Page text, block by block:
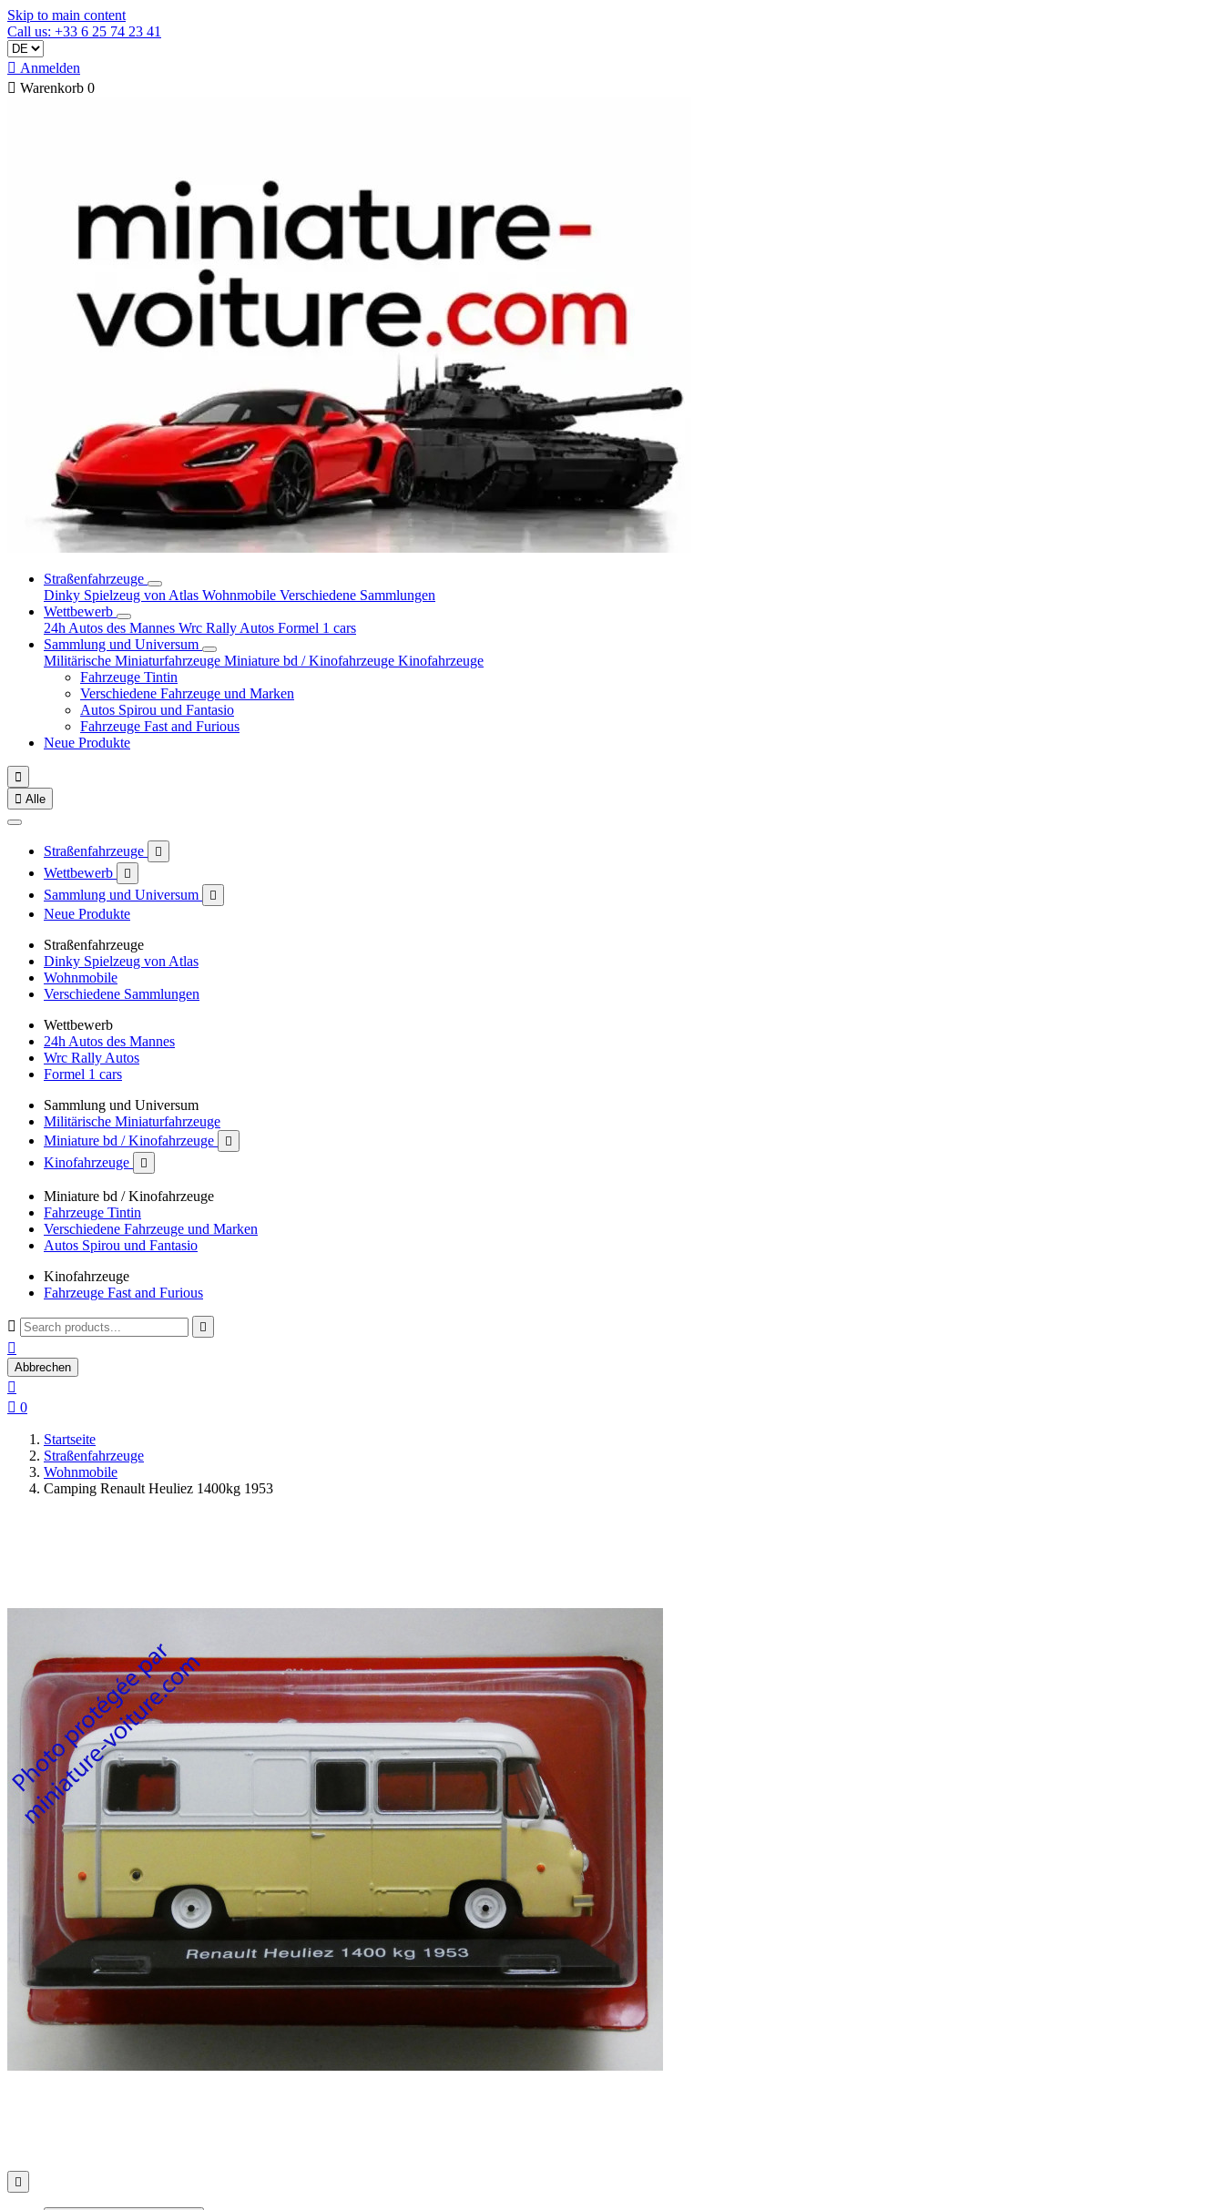
Skip to main content
Call us: +33 6 25 74 23 41
 Anmelden
 Warenkorb 0
Straßenfahrzeuge
Dinky Spielzeug von Atlas Wohnmobile Verschiedene Sammlungen
Wettbewerb
24h Autos des Mannes Wrc Rally Autos Formel 1 cars
Sammlung und Universum
Militärische Miniaturfahrzeuge Miniature bd / Kinofahrzeuge Kinofahrzeuge
Fahrzeuge Tintin
Verschiedene Fahrzeuge und Marken
Autos Spirou und Fantasio
Fahrzeuge Fast and Furious
Neue Produkte

 Alle
Straßenfahrzeuge 
Wettbewerb 
Sammlung und Universum 
Neue Produkte
Straßenfahrzeuge
Dinky Spielzeug von Atlas
Wohnmobile
Verschiedene Sammlungen
Wettbewerb
24h Autos des Mannes
Wrc Rally Autos
Formel 1 cars
Sammlung und Universum
Militärische Miniaturfahrzeuge
Miniature bd / Kinofahrzeuge

Kinofahrzeuge 
Miniature bd / Kinofahrzeuge
Fahrzeuge Tintin
Verschiedene Fahrzeuge und Marken
Autos Spirou und Fantasio
Kinofahrzeuge
Fahrzeuge Fast and Furious
 

Abbrechen

 0
Startseite
Straßenfahrzeuge
Wohnmobile
Camping Renault Heuliez 1400kg 1953
